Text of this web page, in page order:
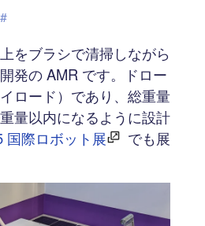
#
をブラシで清掃しながら
発の AMR です。ドロー
ロード）であり、総重量
量以内になるように設計
国際ロボット展
でも展